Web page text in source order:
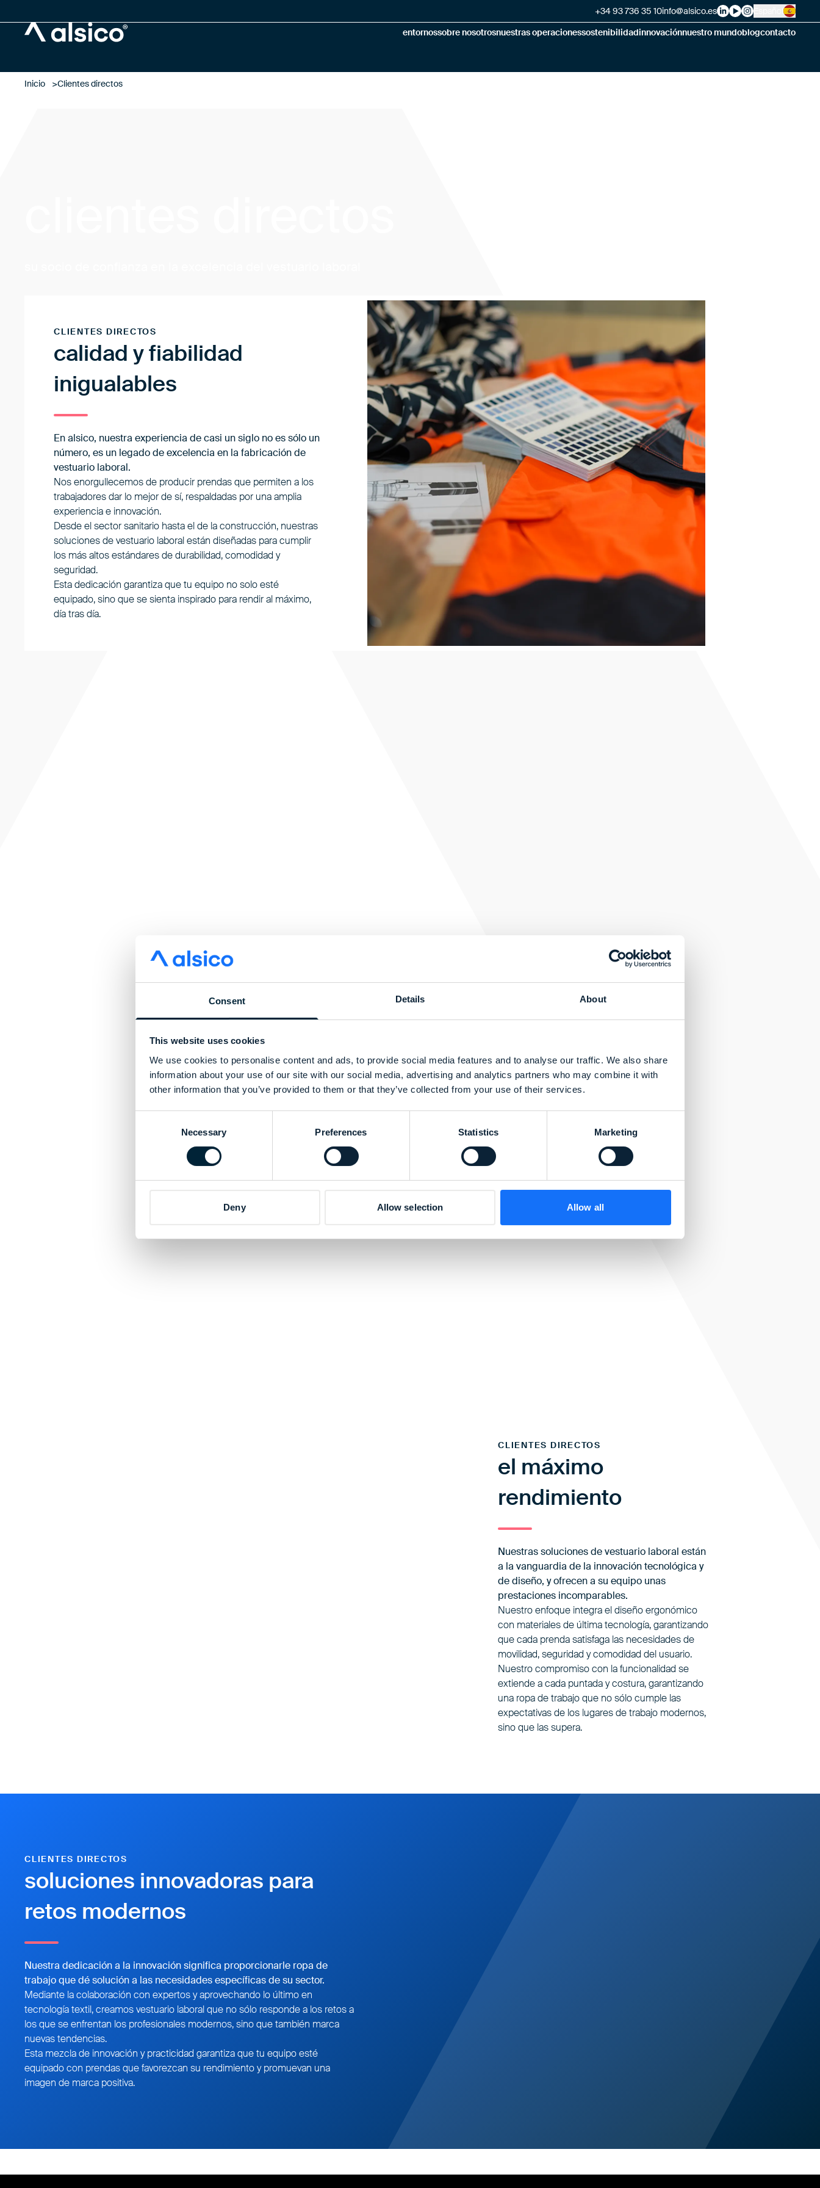
Consent Details About
This website uses cookies
We use cookies to personalise content and ads, to provide social media features and to analyse our traffic. We also share
information about your use of our site with our social media, advertising and analytics partners who may combine it with
other information that you’ve provided to them or that they’ve collected from your use of their services.
Necessary Preferences Statistics Marketing
Deny Allow selection Allow all
entornossobre nosotrosnuestras operacionessostenibilidadinnovaciónnuestro mundoblogcontacto
+34 93 736 35 10info@alsico.es Alsico on LinkedIn
Alsico on YouTube
Alsico on
Inicio Clientes directos
CLIENTES DIRECTOS
calidad y fiabilidad
inigualables
En alsico, nuestra experiencia de casi un siglo no es sólo un
número, es un legado de excelencia en la fabricación de
vestuario laboral.
Nos enorgullecemos de producir prendas que permiten a los
trabajadores dar lo mejor de sí, respaldadas por una amplia
experiencia e innovación.
Desde el sector sanitario hasta el de la construcción, nuestras
soluciones de vestuario laboral están diseñadas para cumplir
los más altos estándares de durabilidad, comodidad y
seguridad.
Esta dedicación garantiza que tu equipo no solo esté
equipado, sino que se sienta inspirado para rendir al máximo,
día tras día.
CLIENTES DIRECTOS
el máximo
rendimiento
Nuestras soluciones de vestuario laboral están
a la vanguardia de la innovación tecnológica y
de diseño, y ofrecen a su equipo unas
prestaciones incomparables.
Nuestro enfoque integra el diseño ergonómico
con materiales de última tecnología, garantizando
que cada prenda satisfaga las necesidades de
movilidad, seguridad y comodidad del usuario.
Nuestro compromiso con la funcionalidad se
extiende a cada puntada y costura, garantizando
una ropa de trabajo que no sólo cumple las
expectativas de los lugares de trabajo modernos,
sino que las supera.
CLIENTES DIRECTOS
soluciones innovadoras para
retos modernos
Nuestra dedicación a la innovación significa proporcionarle ropa de
trabajo que dé solución a las necesidades específicas de su sector.
Mediante la colaboración con expertos y aprovechando lo último en
tecnología textil, creamos vestuario laboral que no sólo responde a los retos a
los que se enfrentan los profesionales modernos, sino que también marca
nuevas tendencias.
Esta mezcla de innovación y practicidad garantiza que tu equipo esté
equipado con prendas que favorezcan su rendimiento y promuevan una
imagen de marca positiva.